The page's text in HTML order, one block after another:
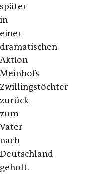
später
in
einer
dramatischen
Aktion
Meinhofs
Zwillingstöchter
zurück
zum
Vater
nach
Deutschland
geholt.